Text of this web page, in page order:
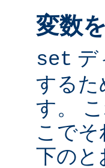
変数
set デ
するた
す。
こで
下のと